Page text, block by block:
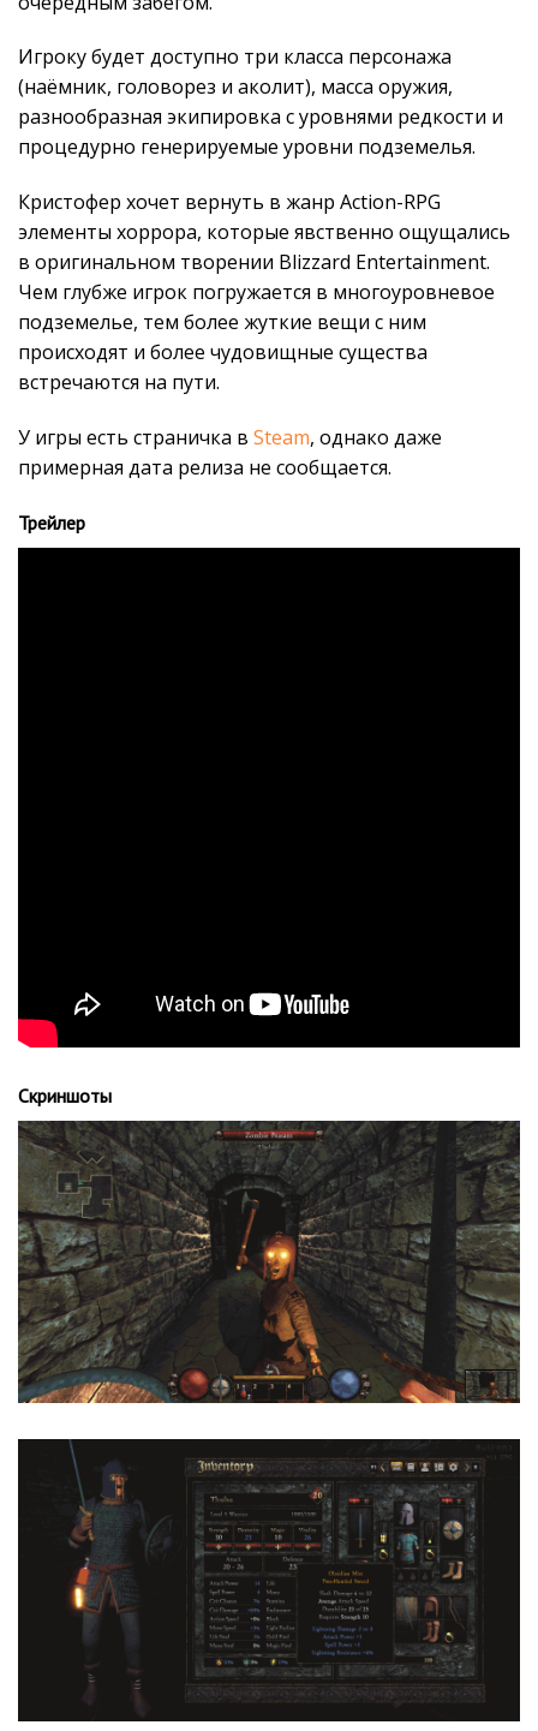
Игроку будет доступно три класса персонажа
(наёмник, головорез и аколит), масса оружия,
разнообразная экипировка с уровнями редкости и
процедурно генерируемые уровни подземелья.
Кристофер хочет вернуть в жанр Action-RPG
элементы хоррора, которые явственно ощущались
в оригинальном творении Blizzard Entertainment.
Чем глубже игрок погружается в многоуровневое
подземелье, тем более жуткие вещи с ним
происходят и более чудовищные существа
встречаются на пути.
У игры есть страничка в Steam, однако даже
примерная дата релиза не сообщается.
Трейлер
Скриншоты